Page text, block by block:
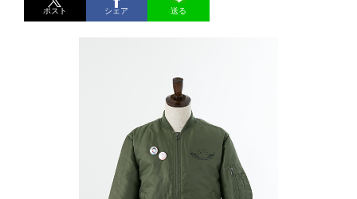
ポスト シェア 送る